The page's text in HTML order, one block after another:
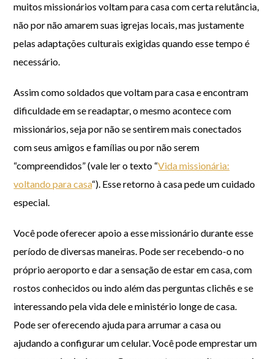
muitos missionários voltam para casa com certa relutância,
não por não amarem suas igrejas locais, mas justamente
pelas adaptações culturais exigidas quando esse tempo é
necessário.
Assim como soldados que voltam para casa e encontram
dificuldade em se readaptar, o mesmo acontece com
missionários, seja por não se sentirem mais conectados
com seus amigos e famílias ou por não serem
“compreendidos” (vale ler o texto “Vida missionária:
voltando para casa“). Esse retorno à casa pede um cuidado
especial.
Você pode oferecer apoio a esse missionário durante esse
período de diversas maneiras. Pode ser recebendo-o no
próprio aeroporto e dar a sensação de estar em casa, com
rostos conhecidos ou indo além das perguntas clichês e se
interessando pela vida dele e ministério longe de casa.
Pode ser oferecendo ajuda para arrumar a casa ou
ajudando a configurar um celular. Você pode emprestar um